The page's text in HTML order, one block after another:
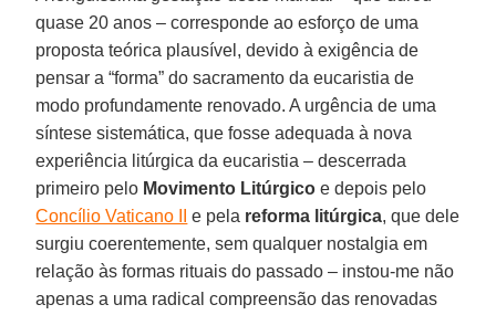
quase 20 anos – corresponde ao esforço de uma
proposta teórica plausível, devido à exigência de
pensar a “forma” do sacramento da eucaristia de
modo profundamente renovado. A urgência de uma
síntese sistemática, que fosse adequada à nova
experiência litúrgica da eucaristia – descerrada
primeiro pelo Movimento Litúrgico e depois pelo
Concílio Vaticano II
e pela reforma litúrgica, que dele
surgiu coerentemente, sem qualquer nostalgia em
relação às formas rituais do passado – instou-me não
apenas a uma radical compreensão das renovadas